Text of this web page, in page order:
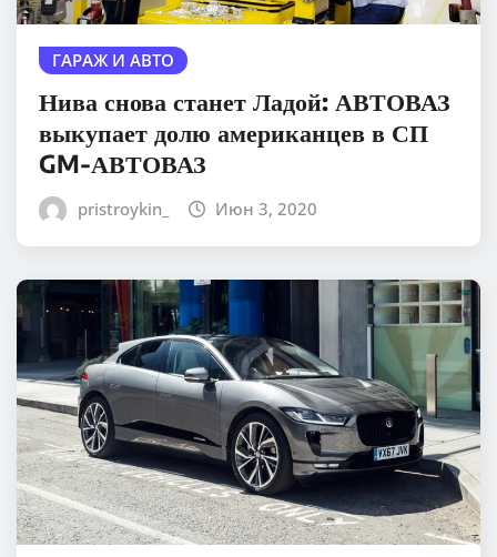
ГАРАЖ И АВТО
Нива снова станет Ладой: АВТОВАЗ
выкупает долю американцев в СП
GM-АВТОВАЗ
pristroykin_ Июн 3, 2020